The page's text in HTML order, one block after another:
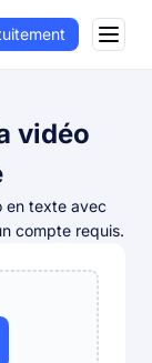
vidéo
en texte avec
compte requis.